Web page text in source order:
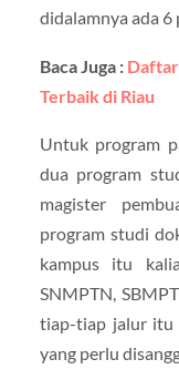
didalamnya ada 6
Baca Juga :
Terbaik di Riau
Untuk program
dua program
magister
program studi
kampus itu
SNMPTN,
tiap-tiap jalur itu
yang perlu